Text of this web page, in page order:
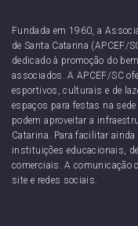
Fundada em 1960, a
de Santa Catarina (APCEF/
dedicado à promoção do
associados. A APCEF/SC
esportivos, culturais e de
espaços para festas na
podem aproveitar a
Catarina. Para facilitar
instituições educacionais,
comerciais. A comunicação
site e redes sociais.